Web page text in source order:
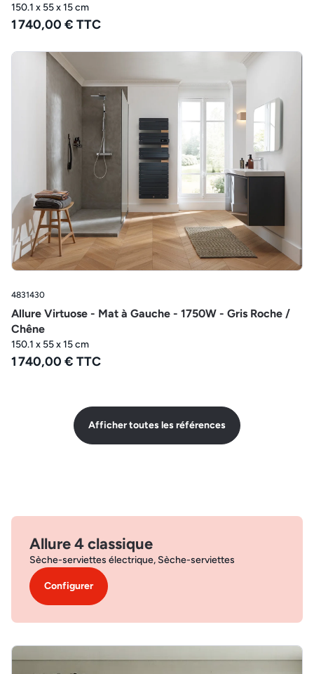
150.1 x 55 x 15 cm
1 740,00 € TTC
4831430
Allure Virtuose - Mat à Gauche - 1750W - Gris Roche /
Chêne
150.1 x 55 x 15 cm
1 740,00 € TTC
Afficher toutes les références
Allure 4 classique
Sèche-serviettes électrique, Sèche-serviettes
Configurer